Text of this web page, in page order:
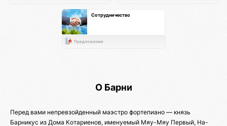
Сотрудничество
Предложение
О Барни
Перед вами непревзойденный маэстро фортепиано — князь
Барникус из Дома Котариенов, именуемый Мяу-Мяу Первый, На-